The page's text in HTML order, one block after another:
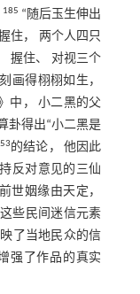
185 “随后玉生伸出
住， 两个人四只
握住、 对视三个
画得栩栩如生，
中， 小二黑的父
卦得出“小二黑是
的结论， 他因此
反对意见的三仙
世姻缘由天定，
些民间迷信元素
了当地民众的信
强了作品的真实